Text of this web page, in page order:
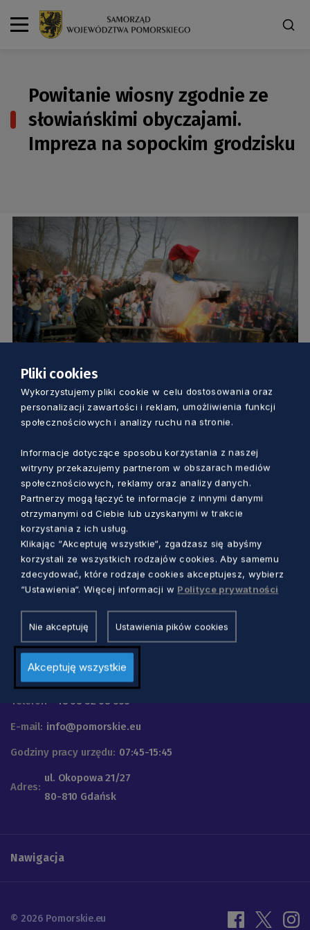
Powitanie wiosny zgodnie ze
słowiańskimi obyczajami.
Impreza na sopockim grodzisku
KULTURA
Powitanie wiosny zgodnie ze
sopockim grodzisku
Marcin Szumny 4 lata temu
Urząd Marszałkowski
Województwa Pomorskiego
Telefon +48 58 32 68 555
E-mail: info@pomorskie.eu
Godziny pracy urzędu: 07:45-15:45
Adres:
ul. Okopowa 21/27
80-810 Gdańsk
Nawigacja
© 2026 Pomorskie.eu
Pliki cookies
Wykorzystujemy pliki cookie w celu dostosowania oraz
personalizacji zawartości i reklam, umożliwienia funkcji
społecznościowych i analizy ruchu na stronie.
Informacje dotyczące sposobu korzystania z naszej
witryny przekazujemy partnerom w obszarach mediów
społecznościowych, reklamy oraz analizy danych.
Partnerzy mogą łączyć te informacje z innymi danymi
otrzymanymi od Ciebie lub uzyskanymi w trakcie
korzystania z ich usług.
Klikając “Akceptuję wszystkie“, zgadzasz się abyśmy
korzystali ze wszystkich rodzajów cookies. Aby samemu
zdecydować, które rodzaje cookies akceptujesz, wybierz
“Ustawienia“. Więcej informacji w Polityce prywatności
Nie akceptuję Ustawienia pików cookies
Akceptuję wszystkie